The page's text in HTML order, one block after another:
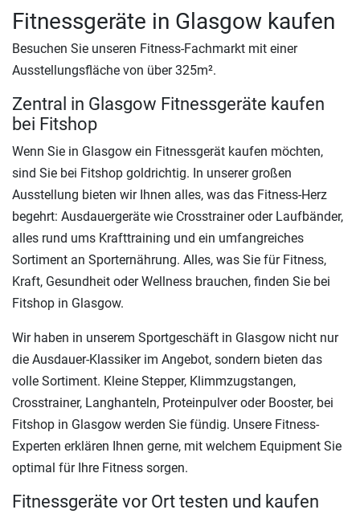
Fitnessgeräte in Glasgow kaufen
Besuchen Sie unseren Fitness-Fachmarkt mit einer
Ausstellungsfläche von über 325m².
Zentral in Glasgow Fitnessgeräte kaufen
bei Fitshop
Wenn Sie in Glasgow ein Fitnessgerät kaufen möchten,
sind Sie bei Fitshop goldrichtig. In unserer großen
Ausstellung bieten wir Ihnen alles, was das Fitness-Herz
begehrt: Ausdauergeräte wie Crosstrainer oder Laufbänder,
alles rund ums Krafttraining und ein umfangreiches
Sortiment an Sporternährung. Alles, was Sie für Fitness,
Kraft, Gesundheit oder Wellness brauchen, finden Sie bei
Fitshop in Glasgow.
Wir haben in unserem Sportgeschäft in Glasgow nicht nur
die Ausdauer-Klassiker im Angebot, sondern bieten das
volle Sortiment. Kleine Stepper, Klimmzugstangen,
Crosstrainer, Langhanteln, Proteinpulver oder Booster, bei
Fitshop in Glasgow werden Sie fündig. Unsere Fitness-
Experten erklären Ihnen gerne, mit welchem Equipment Sie
optimal für Ihre Fitness sorgen.
Fitnessgeräte vor Ort testen und kaufen